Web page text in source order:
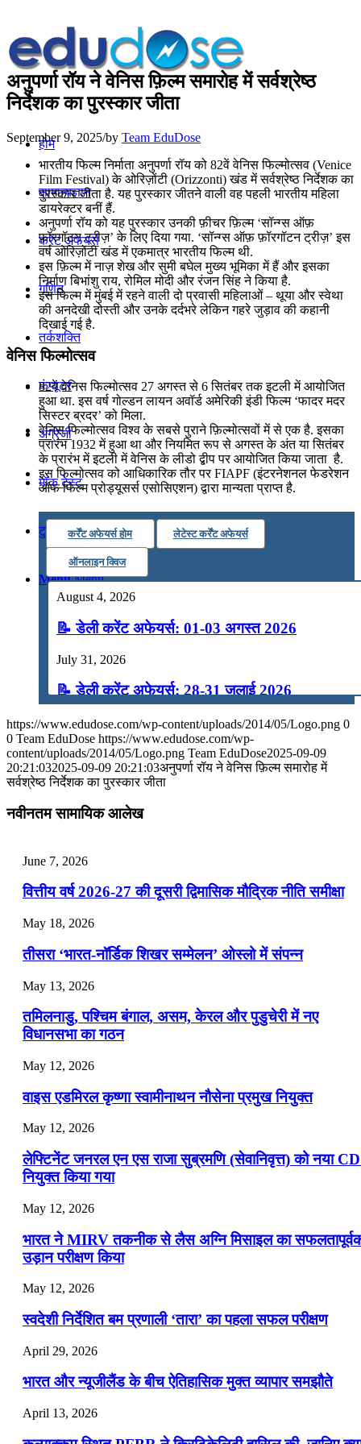
होम
सामान्यज्ञान
करेंट अफेयर्स
गणित
तर्कशक्ति
कंप्यूटर
अंग्रेजी
मॉक टेस्ट
टुडेज जीके
Menu Menu
अनुपर्णा रॉय ने वेनिस फ़िल्म समारोह में सर्वश्रेष्ठ
निर्देशक का पुरस्कार जीता
September 9, 2025/by Team EduDose
भारतीय फिल्म निर्माता अनुपर्णा रॉय को 82वें वेनिस फिल्मोत्‍सव (Venice
Film Festival) के ओरिज़ोंटी (Orizzonti) खंड में सर्वश्रेष्ठ निर्देशक का
पुरस्कार जीता है. यह पुरस्कार जीतने वाली वह पहली भारतीय महिला
डायरेक्टर बनीं हैं.
अनुपर्णा रॉय को यह पुरस्कार उनकी फ़ीचर फ़िल्म ‘सॉन्ग्स ऑफ़
फ़ॉरगॉटन ट्रीज़’ के लिए दिया गया. ‘सॉन्ग्स ऑफ़ फ़ॉरगॉटन ट्रीज़’ इस
वर्ष ओरिज़ोंटी खंड में एकमात्र भारतीय फिल्‍म थी.
इस फ़िल्म में नाज़ शेख और सुमी बघेल मुख्य भूमिका में हैं और इसका
निर्माण बिभांशु राय, रोमिल मोदी और रंजन सिंह ने किया है.
इस फिल्म में मुंबई में रहने वाली दो प्रवासी महिलाओं – थूया और स्वेथा
की अनदेखी दोस्ती और उनके दर्दभरे लेकिन गहरे जुड़ाव की कहानी
दिखाई गई है.
वेनिस फिल्मोत्‍सव
82वें वेनिस फिल्मोत्‍सव 27 अगस्त से 6 सितंबर तक इटली में आयोजित
हुआ था. इस वर्ष गोल्डन लायन अवॉर्ड अमेरिकी इंडी फिल्म ‘फादर मदर
सिस्टर ब्रदर’ को मिला.
वेनिस फिल्मोत्‍सव विश्व के सबसे पुराने फ़िल्मोत्सवों में से एक है. इसका
प्रारंभ 1932 में हुआ था और नियमित रूप से अगस्त के अंत या सितंबर
के प्रारंभ में इटली में वेनिस के लीडो द्बीप पर आयोजित किया जाता है.
इस फिल्मोत्‍सव को आधिकारिक तौर पर FIAPF (इंटरनेशनल फेडरेशन
ऑफ फिल्म प्रोड्यूसर्स एसोसिएशन) द्वारा मान्यता प्राप्त है.
कर्रेंट अफेयर्स होम लेटेस्ट कर्रेंट अफेयर्स
ऑनलाइन क्विज
August 4, 2026
📝 डेली करेंट अफेयर्स: 01-03 अगस्त 2026
July 31, 2026
📝 डेली करेंट अफेयर्स: 28-31 जुलाई 2026
July 28, 2026
📝 डेली करेंट अफेयर्स: 25-27 जुलाई 2026
July 25, 2026
📝 डेली करेंट अफेयर्स: 22-24 जुलाई 2026
https://www.edudose.com/wp-content/uploads/2014/05/Logo.png 0
0 Team EduDose https://www.edudose.com/wp-
content/uploads/2014/05/Logo.png Team EduDose2025-09-09
20:21:032025-09-09 20:21:03अनुपर्णा रॉय ने वेनिस फ़िल्म समारोह में
सर्वश्रेष्ठ निर्देशक का पुरस्कार जीता
नवीनतम सामायिक आलेख
June 7, 2026
वित्तीय वर्ष 2026-27 की दूसरी द्विमासिक मौद्रिक नीति समीक्षा
May 18, 2026
तीसरा ‘भारत-नॉर्डिक शिखर सम्मेलन’ ओस्लो में संपन्न
May 13, 2026
तमिलनाडु, पश्चिम बंगाल, असम, केरल और पुडुचेरी में नए
विधानसभा का गठन
May 12, 2026
वाइस एडमिरल कृष्णा स्वामीनाथन नौसेना प्रमुख नियुक्त
May 12, 2026
लेफ्टिनेंट जनरल एन एस राजा सुब्रमणि (सेवानिवृत्त) को नया
नियुक्त किया गया
May 12, 2026
भारत ने MIRV तकनीक से लैस अग्नि मिसाइल का
उड़ान परीक्षण किया
May 12, 2026
स्वदेशी निर्देशित बम प्रणाली ‘तारा’ का पहला सफल परीक्षण
April 29, 2026
भारत और न्यूजीलैंड के बीच ऐतिहासिक मुक्त व्यापार समझौते
April 13, 2026